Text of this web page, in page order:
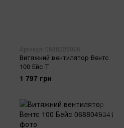
Артикул: 0688226026
Витяжний вентилятор Вентс
100 Ейс Т
1 797 грн